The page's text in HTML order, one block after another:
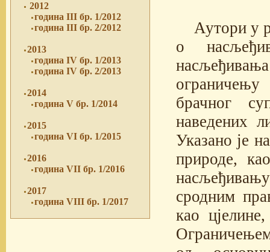
2012
година III бр. 1/2012
година III бр. 2/2012
2013
година IV бр. 1/2013
година IV бр. 2/2013
2014
година V бр. 1/2014
2015
година VI бр. 1/2015
2016
година VII бр. 1/2016
2017
година VIII бр. 1/2017
Аутори у
о
брачног
наведених
Указано је
природе,
сродним
као